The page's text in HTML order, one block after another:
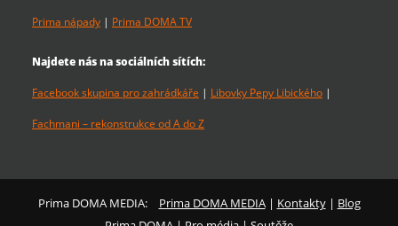
Prima nápady | Prima DOMA TV
Najdete nás na sociálních sítích:
Facebook skupina pro zahrádkáře | Libovky Pepy Libického |
Fachmani – rekonstrukce od A do Z
Prima DOMA MEDIA: Prima DOMA MEDIA| Kontakty| Blog